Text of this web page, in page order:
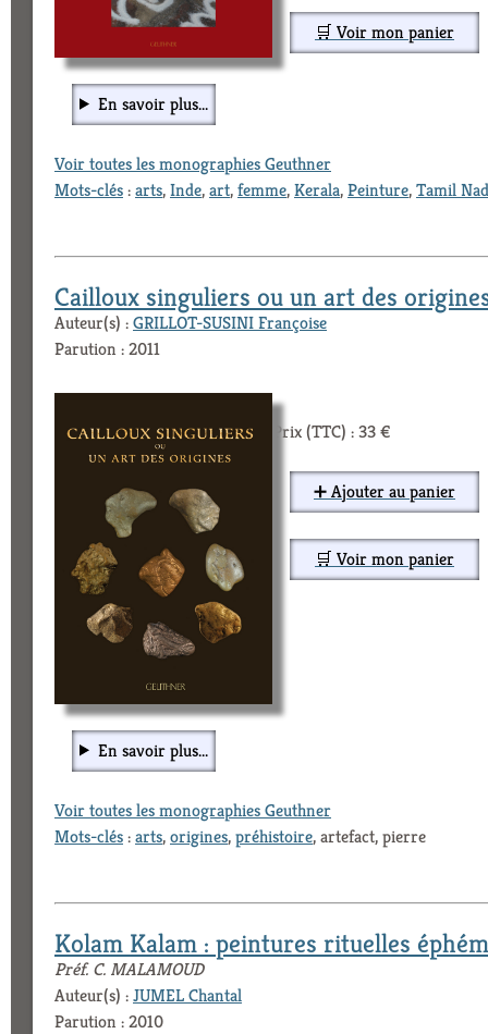
🛒 Voir mon panier
En savoir plus...
Voir toutes les monographies Geuthner
Mots-clés:arts,Inde,art,femme,Kerala,Peinture,Tamil
Cailloux singuliers ou un art des
Auteur(s) :GRILLOT-SUSINI Françoise
Parution : 2011
Prix (TTC) : 33 €
➕ Ajouter au panier
🛒 Voir mon panier
En savoir plus...
Voir toutes les monographies Geuthner
Mots-clés:arts,origines,préhistoire, artefact, pierre
Kolam Kalam : peintures rituelles
Préf. C. MALAMOUD
Auteur(s) :JUMEL Chantal
Parution : 2010